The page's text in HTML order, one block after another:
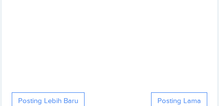
Posting Lebih Baru Posting Lama